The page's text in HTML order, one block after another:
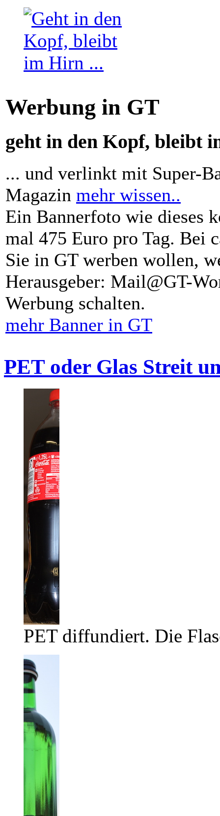
Werbung in GT
geht in den Kopf, bleibt
... und verlinkt mit Super-
Magazin mehr wissen..
Ein Bannerfoto wie dieses
mal 475 Euro pro Tag. Bei
Sie in GT werben wollen,
Herausgeber: Mail@GT-
Werbung schalten.
mehr Banner in GT
PET oder Glas Streit
PET diffundiert. Die